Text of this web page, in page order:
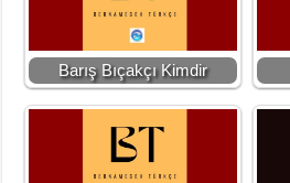
Barış Bıçakçı Kimdir